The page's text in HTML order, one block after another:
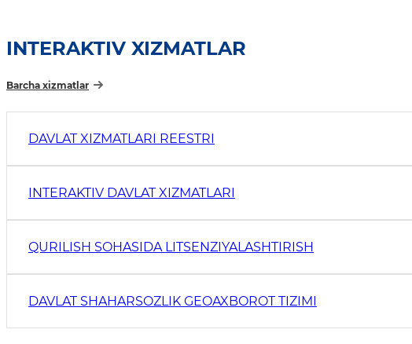
INTERAKTIV XIZMATLAR
Barcha xizmatlar
DAVLAT XIZMATLARI REESTRI
INTERAKTIV DAVLAT XIZMATLARI
QURILISH SOHASIDA LITSENZIYALASHTIRISH
DAVLAT SHAHARSOZLIK GEOAXBOROT TIZIMI